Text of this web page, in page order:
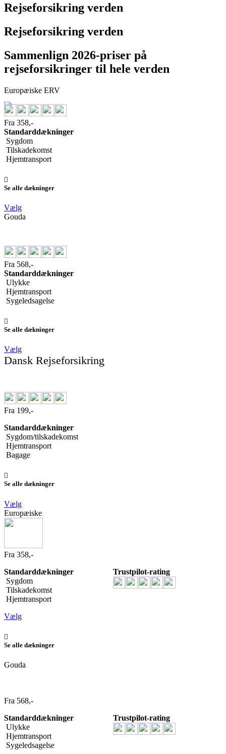
Rejseforsikring verden
Rejseforsikring verden
Sammenlign 2026-priser på
rejseforsikringer til hele verden
Europæiske ERV
Fra 358,-
Standarddækninger
Sygdom
Tilskadekomst
Hjemtransport
Se alle dækninger
Vælg
Gouda
Fra 568,-
Standarddækninger
Ulykke
Hjemtransport
Sygeledsagelse
Se alle dækninger
Vælg
Dansk Rejseforsikring
Fra 199,-
Standarddækninger
Sygdom/tilskadekomst
Hjemtransport
Bagage
Se alle dækninger
Vælg
Europæiske
Fra 358,-
Standarddækninger
Sygdom
Tilskadekomst
Hjemtransport
Trustpilot-rating
Vælg
Se alle dækninger
Gouda
Fra 568,-
Standarddækninger
Ulykke
Hjemtransport
Sygeledsagelse
Trustpilot-rating